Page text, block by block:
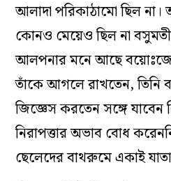
আলাদা পরিকাঠামো ছিল
কোনও মেয়েও ছিল না
আলপনার মনে আছে
তাঁকে আগলে রাখতেন,
জিজ্ঞেস করতেন সঙ্গে যাবেন
নিরাপত্তার অভাব বোধ
ছেলেদের বাথরুমে একাই